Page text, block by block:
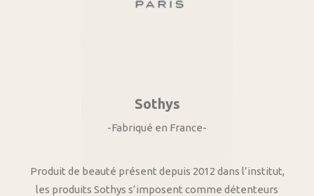
Sothys
-Fabriqué en France-
Produit de beauté présent depuis 2012 dans l’institut,
les produits Sothys s’imposent comme détenteurs